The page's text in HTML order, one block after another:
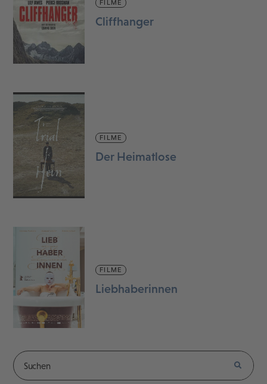
FILME
Cliffhanger
FILME
Der Heimatlose
FILME
Liebhaberinnen